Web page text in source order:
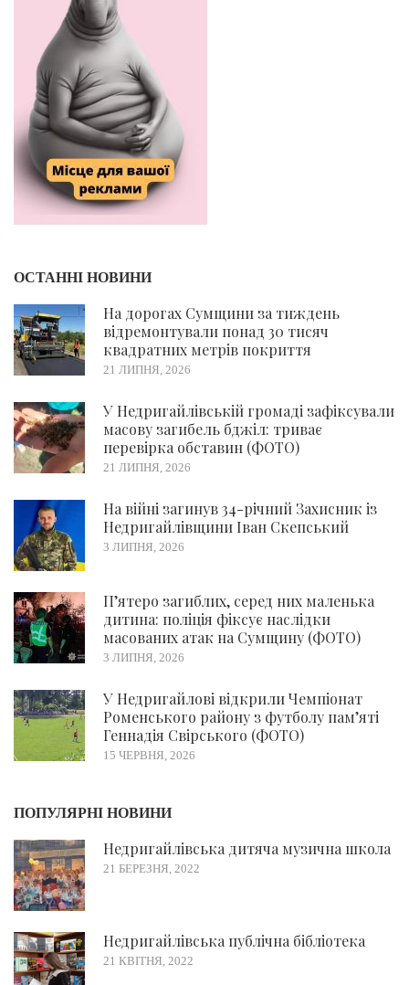
ОСТАННІ НОВИНИ
На дорогах Сумщини за тиждень
відремонтували понад 30 тисяч
квадратних метрів покриття
21 ЛИПНЯ, 2026
У Недригайлівській громаді зафіксували
масову загибель бджіл: триває
перевірка обставин (ФОТО)
21 ЛИПНЯ, 2026
На війні загинув 34-річний Захисник із
Недригайлівщини Іван Скепський
3 ЛИПНЯ, 2026
П’ятеро загиблих, серед них маленька
дитина: поліція фіксує наслідки
масованих атак на Сумщину (ФОТО)
3 ЛИПНЯ, 2026
У Недригайлові відкрили Чемпіонат
Роменського району з футболу пам’яті
Геннадія Свірського (ФОТО)
15 ЧЕРВНЯ, 2026
ПОПУЛЯРНІ НОВИНИ
Недригайлівська дитяча музична школа
21 БЕРЕЗНЯ, 2022
Недригайлівська публічна бібліотека
21 КВІТНЯ, 2022